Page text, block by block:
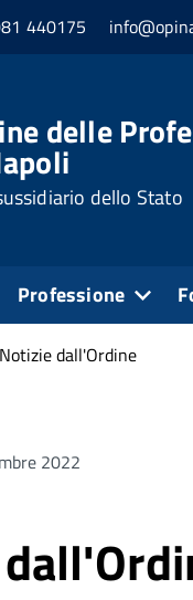
440175
delle
dello Stato
Professione
Notizie dall'Ordine
2022